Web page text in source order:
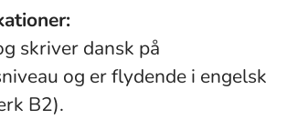
skriver dansk på
og er flydende i engelsk
B2).